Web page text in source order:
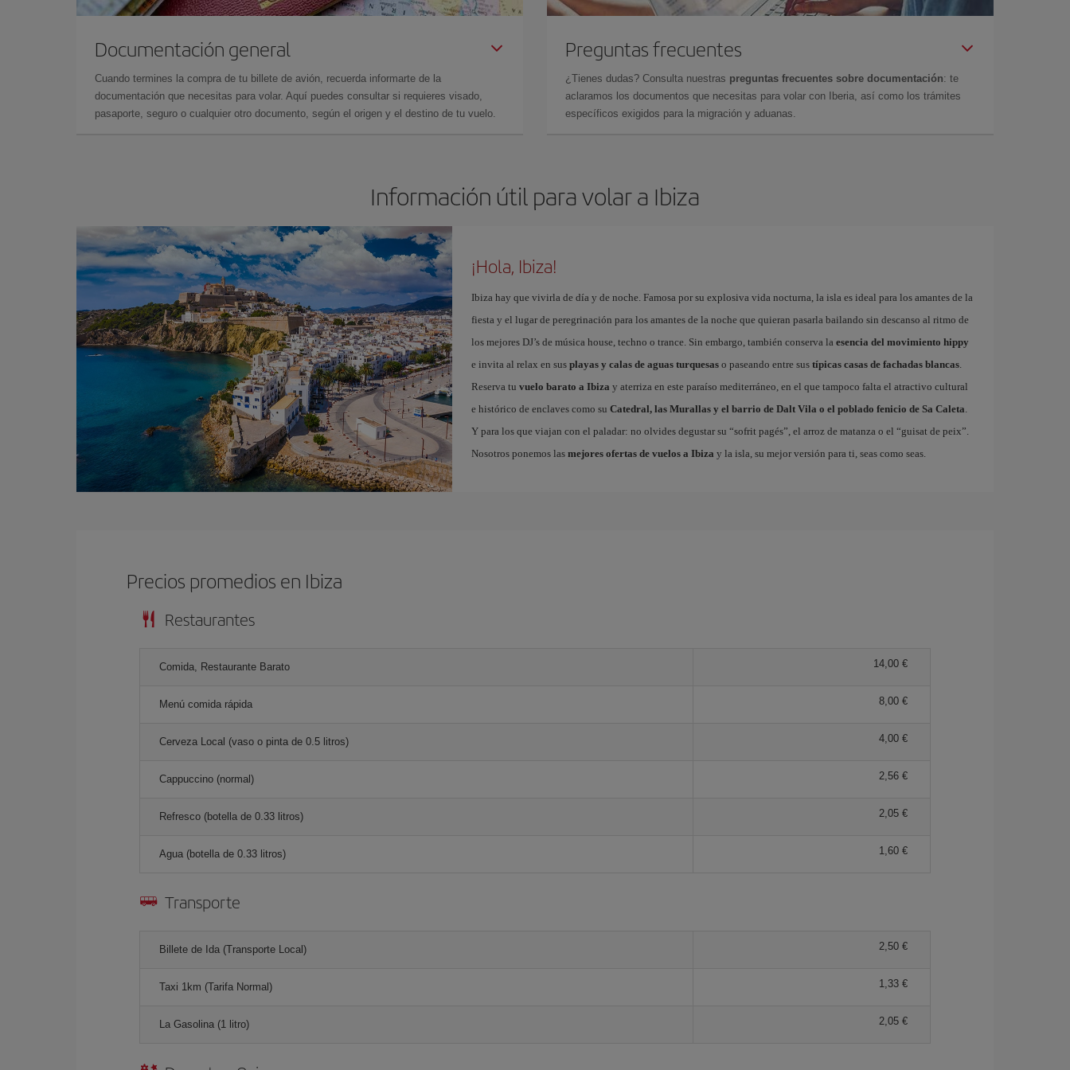
Documentación general
Cuando termines la compra de tu billete de avión, recuerda informarte de la
documentación que necesitas para volar. Aquí puedes consultar si requieres visado,
pasaporte, seguro o cualquier otro documento, según el origen y el destino de tu vuelo.
Preguntas frecuentes
¿Tienes dudas? Consulta nuestras preguntas frecuentes sobre documentación: te
aclaramos los documentos que necesitas para volar con Iberia, así como los trámites
específicos exigidos para la migración y aduanas.
Información útil para volar a Ibiza
¡Hola, Ibiza!
Ibiza hay que vivirla de día y de noche. Famosa por su explosiva vida nocturna, la isla es ideal para los amantes de la
fiesta y el lugar de peregrinación para los amantes de la noche que quieran pasarla bailando sin descanso al ritmo de
los mejores DJ’s de música house, techno o trance. Sin embargo, también conserva la esencia del movimiento hippy
e invita al relax en sus playas y calas de aguas turquesaso paseando entre sus típicas casas de fachadas blancas.
Reserva tu vuelo barato a Ibiza y aterriza en este paraíso mediterráneo, en el que tampoco falta el atractivo cultural
e histórico de enclaves como su Catedral, las Murallas y el barrio de Dalt Vila o el poblado fenicio de Sa Caleta.
Y para los que viajan con el paladar: no olvides degustar su “sofrit pagés”, el arroz de matanza o el “guisat de peix”.
Nosotros ponemos las mejores ofertas de vuelos a Ibiza y la isla, su mejor versión para ti, seas como seas.
Precios promedios en Ibiza
Restaurantes
Comida, Restaurante Barato 14,00 €
Menú comida rápida 8,00 €
Cerveza Local (vaso o pinta de 0.5 litros) 4,00 €
Cappuccino (normal) 2,56 €
Refresco (botella de 0.33 litros) 2,05 €
Agua (botella de 0.33 litros) 1,60 €
Transporte
Billete de Ida (Transporte Local) 2,50 €
Taxi 1km (Tarifa Normal) 1,33 €
La Gasolina (1 litro) 2,05 €